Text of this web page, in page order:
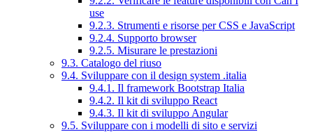
use
9.2.3. Strumenti e risorse per CSS e JavaScript
9.2.4. Supporto browser
9.2.5. Misurare le prestazioni
9.3. Catalogo del riuso
9.4. Sviluppare con il design system .italia
9.4.1. Il framework Bootstrap Italia
9.4.2. Il kit di sviluppo React
9.4.3. Il kit di sviluppo Angular
9.5. Sviluppare con i modelli di sito e servizi